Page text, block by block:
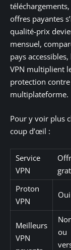
offres payantes
qualité-prix
mensuel,
pays
VPN multiplient
protection
multiplateforme.
Pour y voir plus
coup d’œil :
Service
VPN
Proton
VPN
Oui
Meilleurs
VPN
ou